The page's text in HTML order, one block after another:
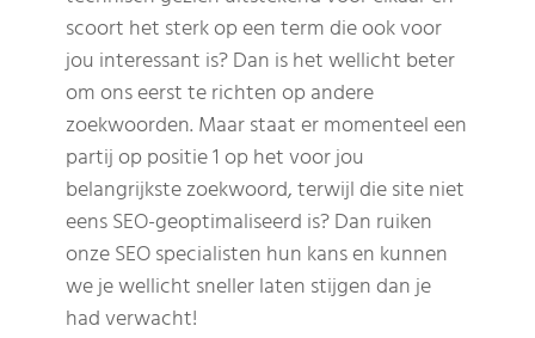
scoort het sterk op een term die ook voor
jou interessant is? Dan is het wellicht beter
om ons eerst te richten op andere
zoekwoorden. Maar staat er momenteel een
partij op positie 1 op het voor jou
belangrijkste zoekwoord, terwijl die site niet
eens SEO-geoptimaliseerd is? Dan ruiken
onze SEO specialisten hun kans en kunnen
we je wellicht sneller laten stijgen dan je
had verwacht!